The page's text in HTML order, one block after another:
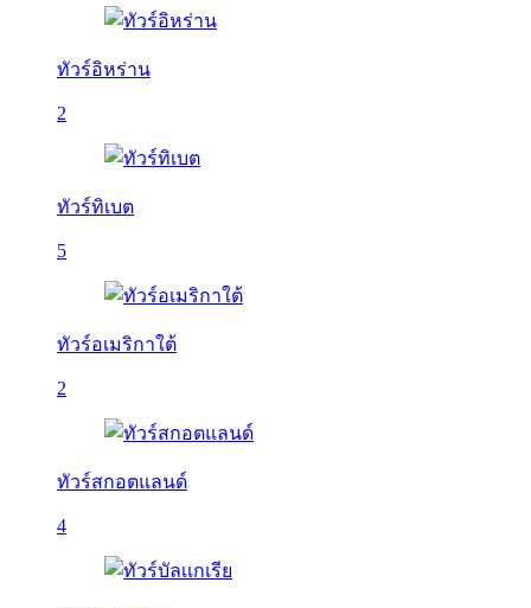
ทัวร์อิหร่าน
2
ทัวร์ทิเบต
5
ทัวร์อเมริกาใต้
2
ทัวร์สกอตแลนด์
4